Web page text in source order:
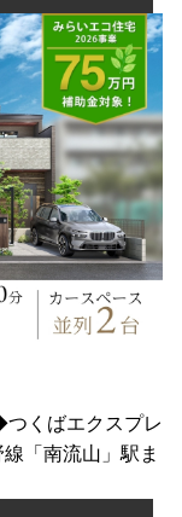
つくばエクスプレ
「南流山」駅ま